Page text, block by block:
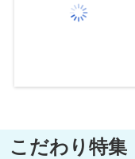
こだわり特集